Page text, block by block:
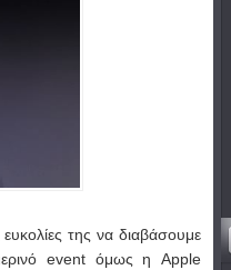
της να διαβάσουμε
event όμως η Apple